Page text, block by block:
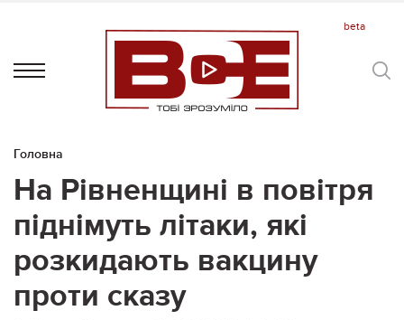
Головна
На Рівненщині в повітря
піднімуть літаки, які
розкидають вакцину
проти сказу